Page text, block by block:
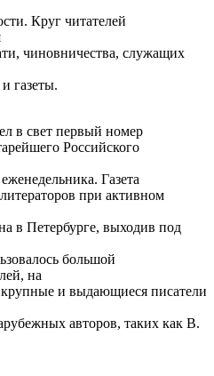
Круг читателей
чиновничества, служащих
газеты.
в свет первый номер
Российского
Газета
при активном
в Петербурге, выходив под
большой
на
крупные и выдающиеся писатели
авторов, таких как В.